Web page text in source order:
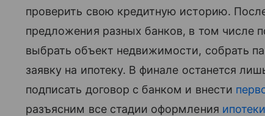
проверить свою кредитную историю.
предложения разных банков, в том
выбрать объект недвижимости, собрать
заявку на ипотеку. В финале останется
подписать договор с банком и внести
разъясним все стадии оформления